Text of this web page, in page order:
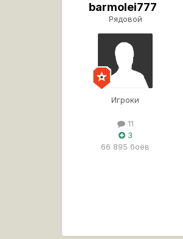
barmolei777
Рядовой
Игроки
11
3
66 895 боёв